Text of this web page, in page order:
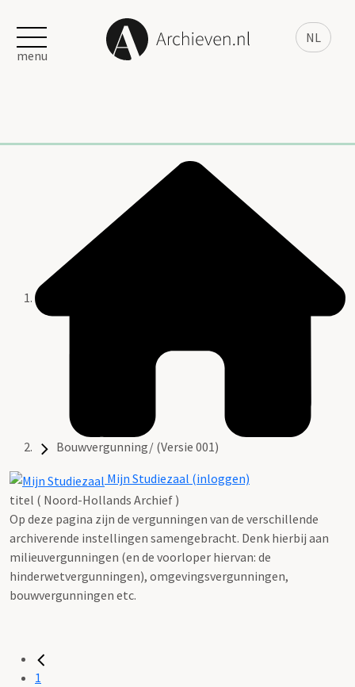
NL
menu
Bouwvergunning/ (Versie 001)
Mijn Studiezaal (inloggen)
titel ( Noord-Hollands Archief )
Op deze pagina zijn de vergunningen van de verschillende
archiverende instellingen samengebracht. Denk hierbij aan
milieuvergunningen (en de voorloper hiervan: de
hinderwetvergunningen), omgevingsvergunningen,
bouwvergunningen etc.
1